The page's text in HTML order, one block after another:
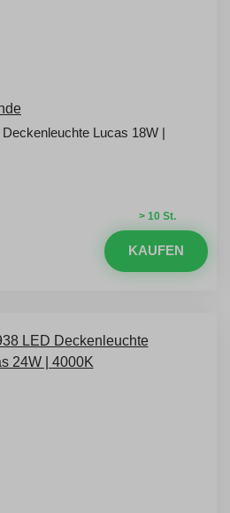
Lucas 18W |
> 10 St.
KAUFEN